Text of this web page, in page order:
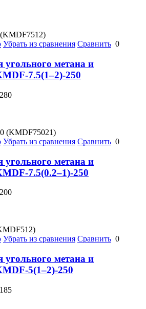
Убрать из сравнения Сравнить 0
угольного метана и
7.5(1–2)-250
280
Убрать из сравнения Сравнить 0
угольного метана и
7.5(0.2–1)-250
200
Убрать из сравнения Сравнить 0
угольного метана и
5(1–2)-250
185